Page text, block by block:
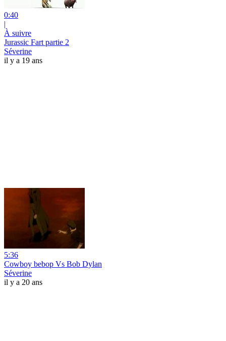
0:40
|
À suivre
Jurassic Fart partie 2
Séverine
il y a 19 ans
5:36
Cowboy bebop Vs Bob Dylan
Séverine
il y a 20 ans